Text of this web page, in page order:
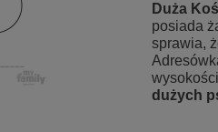
Duża
posiada
sprawia,
dużych